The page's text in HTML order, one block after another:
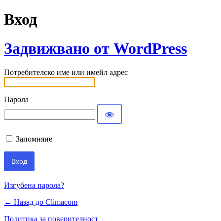
Вход
Задвижвано от WordPress
Потребителско име или имейл адрес
Парола
Запомняне
Изгубена парола?
← Назад до Climacom
Политика за поверителност